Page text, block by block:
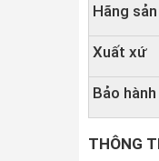
Hãng
Xuất xứ
Bảo hành
THÔNG